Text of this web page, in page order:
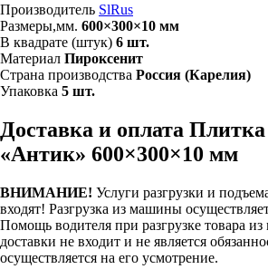
Производитель SlRus
Размеры,мм. 600×300×10 мм
В квадрате (штук) 6 шт.
Материал Пироксенит
Страна производства Россия (Карелия)
Упаковка 5 шт.
Доставка и оплата
«Антик» 600×300×10 мм
ВНИМАНИЕ! Услуги разгрузки и
входят! Разгрузка из машины
Помощь водителя при разгрузке товара
доставки не входит и не является
осуществляется на его усмотрение.